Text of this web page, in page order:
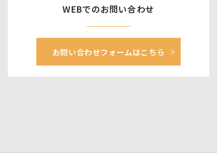
WEBでのお問い合わせ
お問い合わせフォームはこちら